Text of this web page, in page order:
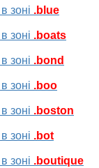
зоні .blue
зоні .boats
зоні .bond
зоні .boo
зоні .boston
зоні .bot
зоні .boutique